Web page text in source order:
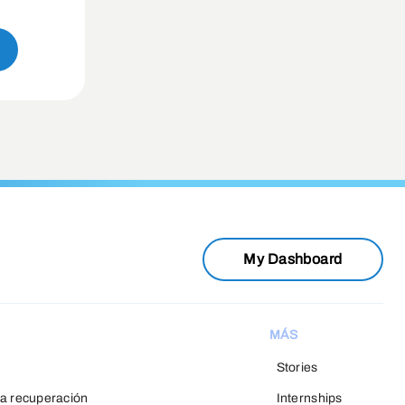
My Dashboard
recuperación
MÁS
Stories
Internships